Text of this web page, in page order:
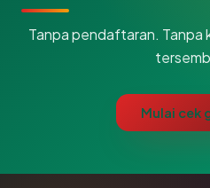
Tanpa pendaftaran. Tanpa
Mulai cek